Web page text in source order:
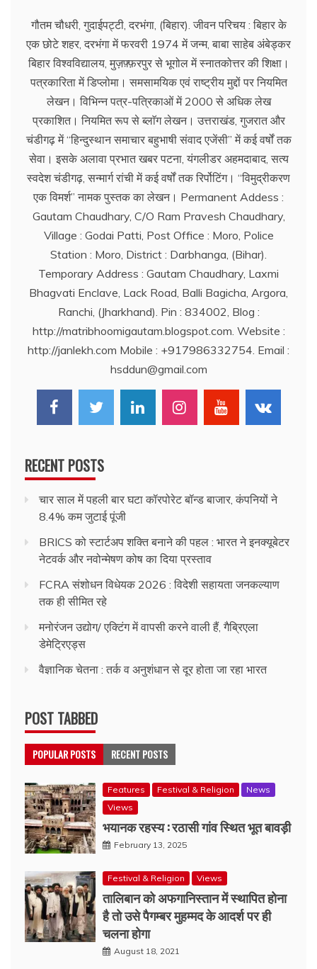
गौतम चौधरी, गुदाईपट्टी, दरभंगा, (बिहार). जीवन परिचय : बिहार के
एक छोटे शहर, दरभंगा में फरवरी 1974 में जन्म, बाबा साहेब अंबेड्कर
बिहार विश्वविद्यालय, मुज़फ़्फ़रपुर से भूगोल में स्नातकोत्तर की शिक्षा।
पत्रकारिता में डिप्लोमा। समसामयिक एवं राष्ट्रीय मुद्दों पर नियमित
लेखन। विभिन्न पत्र-पत्रिकाओं में 2000 से अधिक लेख
प्रकाशित। नियमित रूप से ब्लाॅग लेखन। उत्तराखंड, गुजरात और
चंडीगढ़ में ‘‘हिन्दुस्थान समाचार बहुभाषी संवाद एजेंसी’’ में कई वर्षों तक
सेवा। इसके अलावा प्रभात खबर पटना, यंगलीडर अहमदाबाद, सत्य
स्वदेश चंडीगढ़, सन्मार्ग रांची में कई वर्षों तक रिर्पोटिंग। ‘‘विमुद्रीकरण
एक विमर्श’’ नामक पुस्तक का लेखन। Permanent Addess :
Gautam Chaudhary, C/O Ram Pravesh Chaudhary,
Village : Godai Patti, Post Office : Moro, Police
Station : Moro, District : Darbhanga, (Bihar).
Temporary Address : Gautam Chaudhary, Laxmi
Bhagvati Enclave, Lack Road, Balli Bagicha, Argora,
Ranchi, (Jharkhand). Pin : 834002, Blog :
http://matribhoomigautam.blogspot.com. Website :
http://janlekh.com Mobile : +917986332754. Email :
hsddun@gmail.com
RECENT POSTS
चार साल में पहली बार घटा कॉरपोरेट बॉन्ड बाजार, कंपनियों ने
8.4% कम जुटाई पूंजी
BRICS को स्टार्टअप शक्ति बनाने की पहल : भारत ने इनक्यूबेटर
नेटवर्क और नवोन्मेषण कोष का दिया प्रस्ताव
FCRA संशोधन विधेयक 2026 : विदेशी सहायता जनकल्याण
तक ही सीमित रहे
मनोरंजन उद्योग/ एक्टिंग में वापसी करने वाली हैं, गैब्रिएला
डेमेट्रिएड्स
वैज्ञानिक चेतना : तर्क व अनुशंधान से दूर होता जा रहा भारत
POST TABBED
POPULAR POSTS RECENT POSTS
Features Festival & Religion
News
Views
भयानक रहस्य : रठासी गांव स्थित भूत बावड़ी
February 13, 2025
Festival & Religion Views
तालिबान को अफगानिस्तान में स्थापित होना
है तो उसे पैगम्बर मुहम्मद के आदर्श पर ही
चलना होगा
August 18, 2021